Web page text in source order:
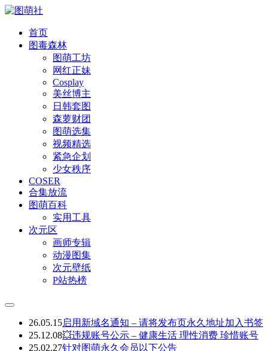
首页
图毒森林
图萌工坊
网红正妹
Cosplay
美丝博主
日韩套图
森萝财团
图萌选集
视频精选
紧急企划
少女秩序
COSER
合集放流
图萌百科
实用工具
次元区
画师专辑
动漫图集
次元壁纸
P站热榜
26.05.15启用新域名通知 – 请将发布页永久地址加入书签
25.12.08💥违规账号公示 – 健康生活 理性消费 珍惜账号
25.02.27针对图萌永久会员以下公告